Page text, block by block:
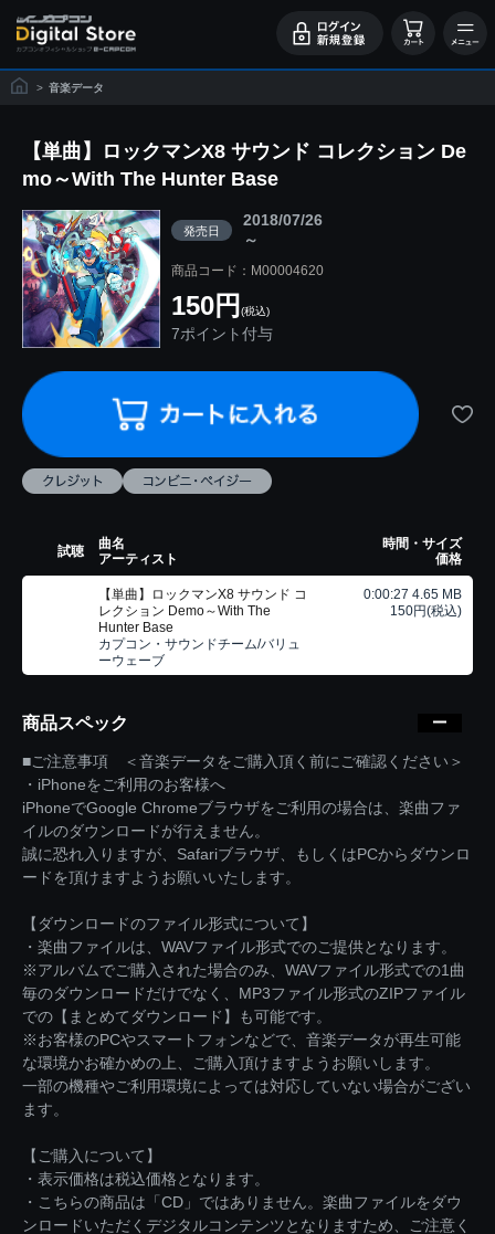
> 音楽データ
【単曲】ロックマンX8 サウンド コレクション De
mo～With The Hunter Base
発売日
2018/07/26
～
商品コード：M00004620
150円 (税込)
7ポイント付与
試聴
曲名
アーティスト
時間・サイズ
価格
【単曲】ロックマンX8 サウンド コ
レクション Demo～With The
Hunter Base
カプコン・サウンドチーム/バリュ
ーウェーブ
0:00:27 4.65 MB
150円(税込)
商品スペック
■ご注意事項 ＜音楽データをご購入頂く前にご確認ください＞
・iPhoneをご利用のお客様へ
iPhoneでGoogle Chromeブラウザをご利用の場合は、楽曲ファ
イルのダウンロードが行えません。
誠に恐れ入りますが、Safariブラウザ、もしくはPCからダウンロ
ードを頂けますようお願いいたします。
【ダウンロードのファイル形式について】
・楽曲ファイルは、WAVファイル形式でのご提供となります。
※アルバムでご購入された場合のみ、WAVファイル形式での1曲
毎のダウンロードだけでなく、MP3ファイル形式のZIPファイル
での【まとめてダウンロード】も可能です。
※お客様のPCやスマートフォンなどで、音楽データが再生可能
な環境かお確かめの上、ご購入頂けますようお願いします。
一部の機種やご利用環境によっては対応していない場合がござい
ます。
【ご購入について】
・表示価格は税込価格となります。
・こちらの商品は「CD」ではありません。楽曲ファイルをダウ
ンロードいただくデジタルコンテンツとなりますため、ご注意く